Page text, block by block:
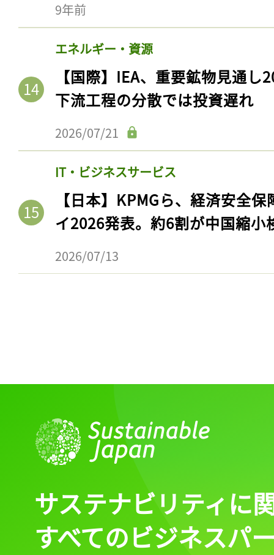
9年前
エネルギー・資源
【国際】IEA、重要鉱物見通
下流工程の分散では投資遅れ
2026/07/21
IT・ビジネスサービス
【日本】KPMGら、経済安全
イ2026発表。約6割が中国縮小
2026/07/13
記事をお気に入りに
ログインが必
サステナビリティに
すべてのビジネスパ